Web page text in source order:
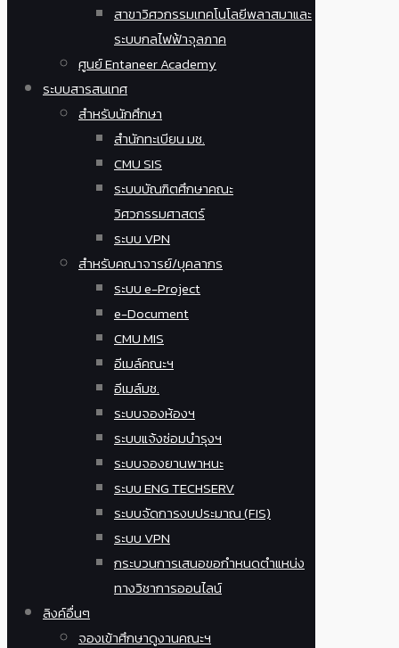
สาขาวิศวกรรมเทคโนโลยีพลาสมาและ
ระบบกลไฟฟ้าจุลภาค
ศูนย์ Entaneer Academy
ระบบสารสนเทศ
สำหรับนักศึกษา
สำนักทะเบียน มช.
CMU SIS
ระบบบัณฑิตศึกษาคณะ
วิศวกรรมศาสตร์
ระบบ VPN
สำหรับคณาจารย์/บุคลากร
ระบบ e-Project
e-Document
CMU MIS
อีเมล์คณะฯ
อีเมล์มช.
ระบบจองห้องฯ
ระบบแจ้งซ่อมบำรุงฯ
ระบบจองยานพาหนะ
ระบบ ENG TECHSERV
ระบบจัดการงบประมาณ (FIS)
ระบบ VPN
กระบวนการเสนอขอกำหนดตำแหน่ง
ทางวิชาการออนไลน์
ลิงค์อื่นๆ
จองเข้าศึกษาดูงานคณะฯ